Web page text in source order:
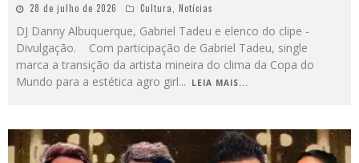
28 de julho de 2026
Cultura Notícias
DJ Danny Albuquerque, Gabriel Tadeu e elenco do clipe -
Divulgação. Com participação de Gabriel Tadeu, single
marca a transição da artista mineira do clima da Copa do
Mundo para a estética agro girl... LEIA MAIS...